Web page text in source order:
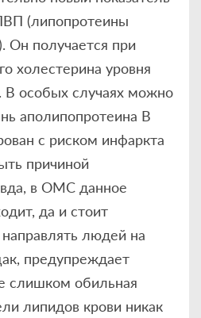
(липопротеины
Он получается при
холестерина уровня
особых случаях можно
аполипопротеина В
с риском инфаркта
причиной
в ОМС данное
да и стоит
людей на
предупреждает
слишком обильная
липидов крови никак